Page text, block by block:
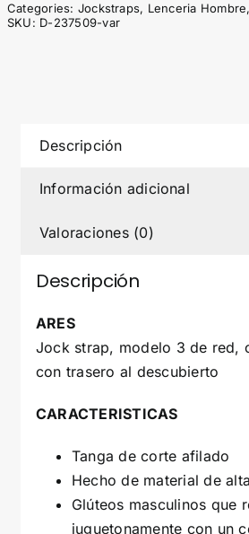
STRAP
Categories: Jockstraps, Lenceria Hombre,
SKU: D-237509-var
Descripción
Información adicional
Valoraciones (0)
Descripción
ARES
Jock strap, modelo 3 de red,
con trasero al descubierto
CARACTERISTICAS
Tanga de corte afilado
Hecho de material de
Glúteos masculinos que
juguetonamente con un